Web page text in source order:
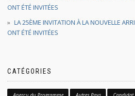
ONT ÉTÉ INVITÉES
LA 25ÈME INVITATION À LA NOUVELLE
ONT ÉTÉ INVITÉES
CATÉGORIES